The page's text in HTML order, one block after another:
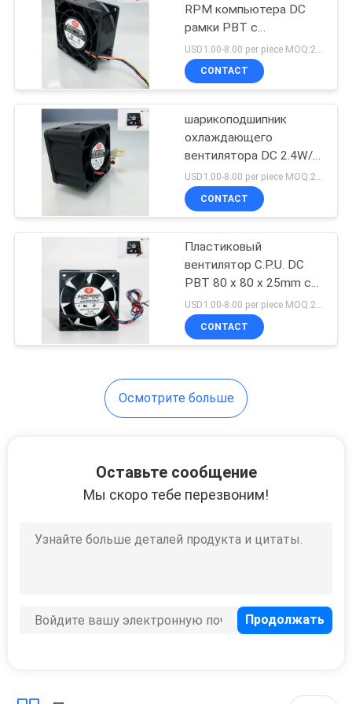
PWM
контролировало
вентилятор
14
Вентилятор шкафа
сервера
охлаждающий
принтера 3D
вентилятор ПК
RPM компьютера DC
рамки PBT с
подводящим проводом
AWG26
CONTACT
шарикоподшипник
охлаждающего
вентилятора DC 2.4W/
подшипник рукава с
контактным разъемом
3
USD1.00-8.00 per piece MOQ:2000 pcs
CONTACT
Пластиковый
вентилятор C.P.U. DC
PBT 80 x 80 x 25mm с
вариантом выхода
сигнала
USD1.00-8.00 per piece MOQ:2000 pcs
CONTACT
Осмотрите больше
Оставьте сообщение
Мы скоро тебе перезвоним!